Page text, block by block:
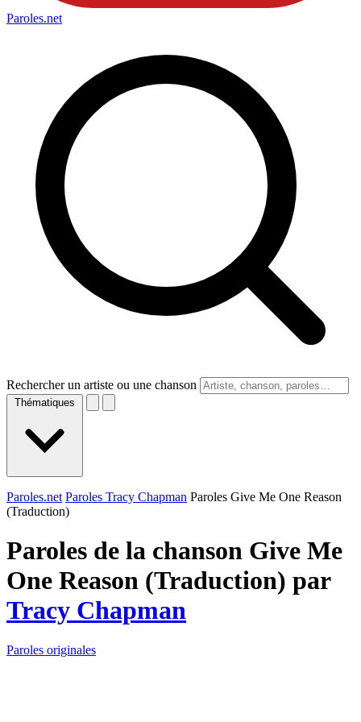
Paroles.net
Rechercher un artiste ou une chanson
Thématiques
Paroles.net Paroles Tracy Chapman Paroles Give Me One Reason
(Traduction)
Paroles de la chanson Give Me
One Reason (Traduction) par
Tracy Chapman
Paroles originales